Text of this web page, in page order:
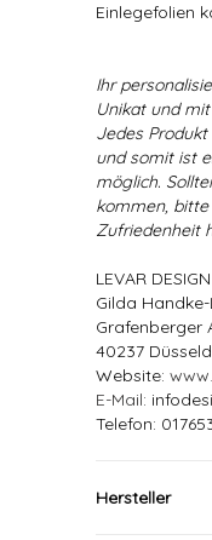
Einlegefolien
Ihr
Unikat und
Jedes
und somit ist
möglich.
kommen,
Zufriedenheit
LEVAR DESIGN
Gilda
Grafenberger
40237
Website:
E-Mail:
Telefon:
Hersteller